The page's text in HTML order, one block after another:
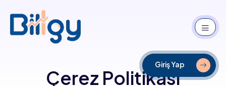
Giriş Yap
Çerez Politikası